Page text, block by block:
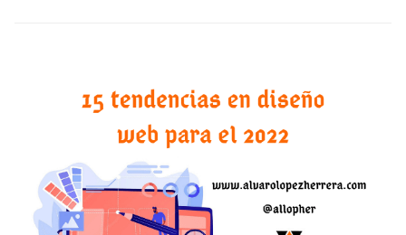
alojamiento
web
al